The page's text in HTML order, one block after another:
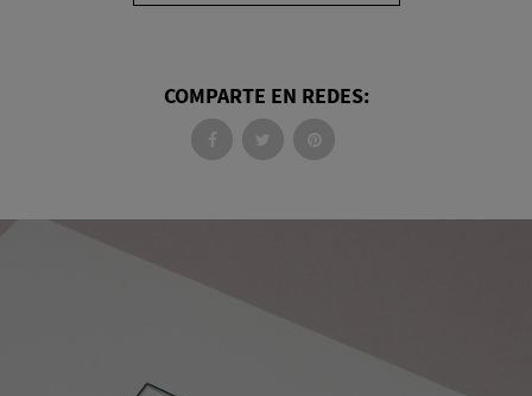
COMPARTE EN REDES: